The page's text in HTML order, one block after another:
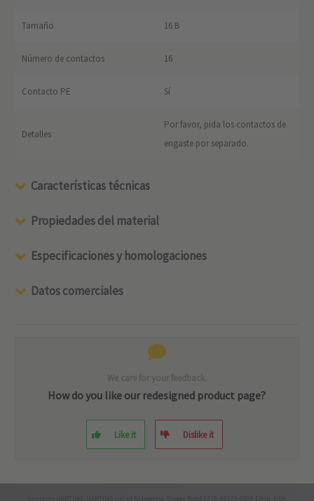
Tamaño 16 B
Número de contactos 16
Contacto PE Sí
Detalles
Por favor, pida los contactos de
engaste por separado.
Características técnicas
Propiedades del material
Especificaciones y homologaciones
Datos comerciales
How do you like our redesigned product page?
Like it Dislike it